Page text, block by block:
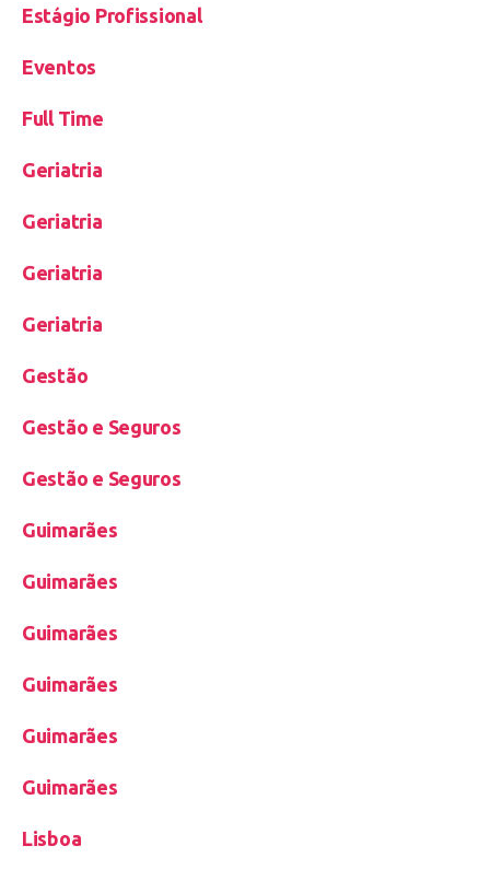
Estágio Profissional
Eventos
Full Time
Geriatria
Geriatria
Geriatria
Geriatria
Gestão
Gestão e Seguros
Gestão e Seguros
Guimarães
Guimarães
Guimarães
Guimarães
Guimarães
Guimarães
Lisboa